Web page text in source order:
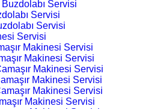
Servisi
Servisi
Servisi
Servisi
Makinesi Servisi
Makinesi Servisi
Makinesi Servisi
Makinesi Servisi
Makinesi Servisi
Makinesi Servisi